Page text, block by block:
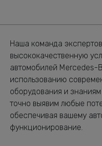
Наша команда
высококачественную
автомобилей Mercedes-
использованию
оборудования и
точно выявим любые
обеспечивая вашему
функционирование.